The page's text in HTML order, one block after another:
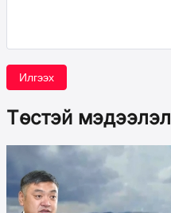
Илгээх
Төстэй мэдээлэл